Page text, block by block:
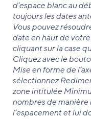
d’espace blanc au
toujours les dates
Vous pouvez
date en haut de
cliquant sur la case
Cliquez avec le
Mise en forme de
sélectionnez
zone intitulée
nombres de
l’espacement et lui